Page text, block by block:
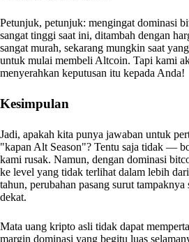
Petunjuk, petunjuk: mengingat dominasi
sangat tinggi saat ini, ditambah dengan
sangat murah, sekarang mungkin saat
untuk mulai membeli Altcoin. Tapi kami
menyerahkan keputusan itu kepada Anda!
Kesimpulan
Jadi, apakah kita punya jawaban untuk
"kapan Alt Season"? Tentu saja tidak —
kami rusak. Namun, dengan dominasi
ke level yang tidak terlihat dalam lebih
tahun, perubahan pasang surut tampaknya
dekat.
Mata uang kripto asli tidak dapat
margin dominasi yang begitu luas